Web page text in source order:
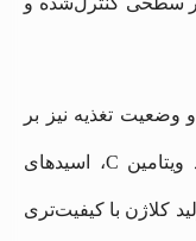
تغذیه نیز بر
عملکرد فیبروبلاست‌ها تأثیر دارند. وجود ویتامین C، اسیدهای
کلاژن با کیفیت‌تری